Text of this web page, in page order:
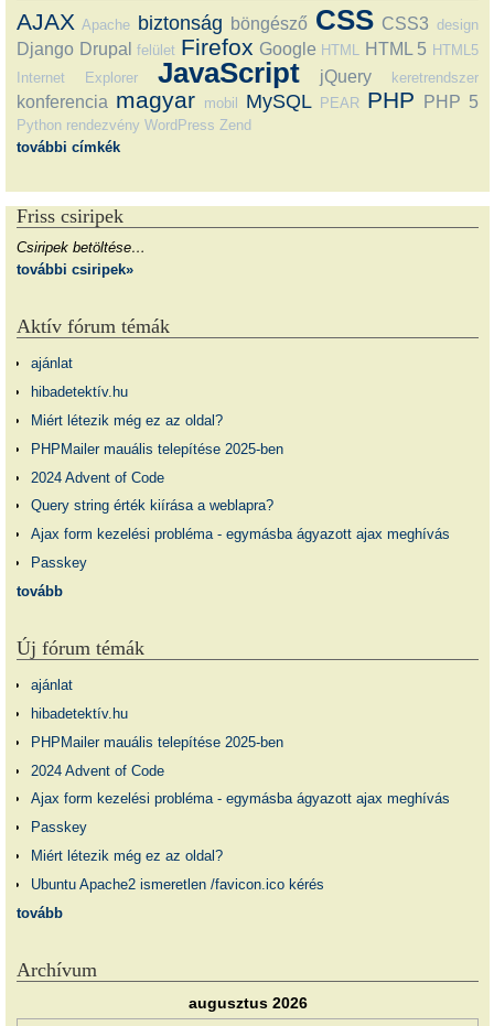
AJAX Apache biztonság böngésző CSS CSS3 design
Django Drupal felület Firefox Google HTML HTML 5 HTML5
Internet Explorer
JavaScript jQuery keretrendszer
konferencia magyar mobil MySQL PEAR PHP PHP 5
Python rendezvény WordPress Zend
további címkék
Friss csiripek
Csiripek betöltése…
további csiripek»
Aktív fórum témák
ajánlat
hibadetektív.hu
Miért létezik még ez az oldal?
PHPMailer mauális telepítése 2025-ben
2024 Advent of Code
Query string érték kiírása a weblapra?
Ajax form kezelési probléma - egymásba ágyazott ajax meghívás
Passkey
tovább
Új fórum témák
ajánlat
hibadetektív.hu
PHPMailer mauális telepítése 2025-ben
2024 Advent of Code
Ajax form kezelési probléma - egymásba ágyazott ajax meghívás
Passkey
Miért létezik még ez az oldal?
Ubuntu Apache2 ismeretlen /favicon.ico kérés
tovább
Archívum
augusztus 2026